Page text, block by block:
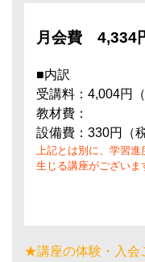
月会費 4,334
■内訳
受講料：4,004円（
教材費：
設備費：330円（
上記とは別に、学習
生じる講座がございま
★講座の体験・入会